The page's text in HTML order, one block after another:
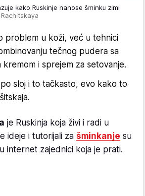
kako Ruskinje nanose šminku zimi
problem u koži, već u tehnici
tečnog pudera sa
kremom i sprejem za setovanje.
po sloj i to tačkasto, evo kako to
je Ruskinja koja živi i radi u
ideje i tutorijali za šminkanje su
internet zajednici koja je prati.